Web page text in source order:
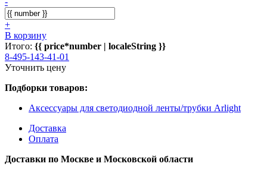
+
В корзину
Итого: {{ price*number | localeString }}
8-495-143-41-01
Уточнить цену
Подборки товаров:
Аксессуары для светодиодной ленты/трубки Arlight
Доставка
Оплата
Доставки по Москве и Московской области